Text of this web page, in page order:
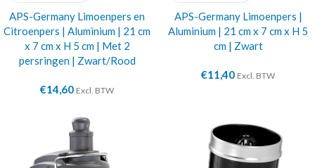
APS-Germany Limoenpers en
Citroenpers | Aluminium | 21 cm
x 7 cm x H 5 cm | Met 2
persringen | Zwart/Rood
€14,60 Excl. BTW
APS-Germany Limoenpers |
Aluminium | 21 cm x 7 cm x H 5
cm | Zwart
€11,40 Excl. BTW